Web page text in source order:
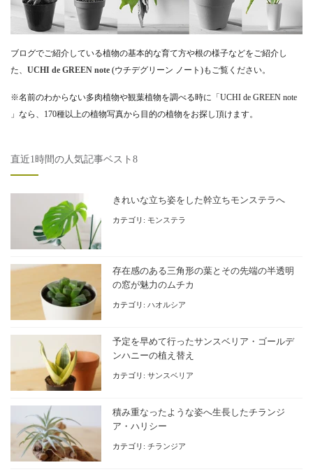
ブログでご紹介している植物の基本的な育て方や根の様子などをご紹介し
た、 UCHI de GREEN note (ウチデグリーン ノート)もご覧ください。
※名前のわからない多肉植物や観葉植物を調べる時に「UCHI de GREEN note
」なら、170種以上の植物写真から目的の植物をお探し頂けます。
直近1時間の人気記事ベスト8
きれいな立ち姿をした幹立ちモンステラへ
カテゴリ: モンステラ
存在感のある三角形の葉とその先端の半透明
の窓が魅力のムチカ
カテゴリ: ハオルシア
予定を早めて行ったサンスベリア・ゴールデ
ンハニーの植え替え
カテゴリ: サンスベリア
積み重なったような姿へ生長したチランジ
ア・ハリシー
カテゴリ: チランジア